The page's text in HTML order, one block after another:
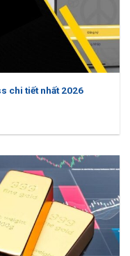
chi tiết nhất 2026